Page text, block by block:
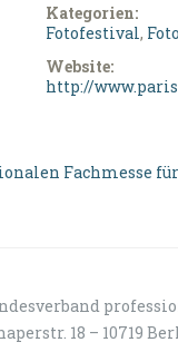
Kategorien:
Fotofestival,
Website:
http://
Fachmesse
18 – 10719